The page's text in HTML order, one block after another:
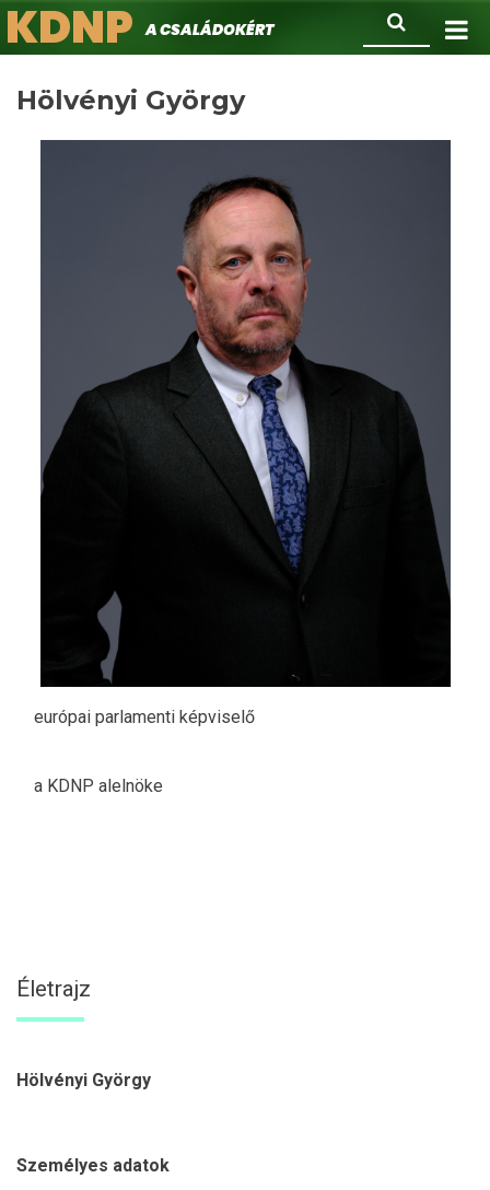
Ugrás
a
Keresés
KDNPA családokért.
Hölvényi György
európai parlamenti képviselő
a KDNP alelnöke
Életrajz
Hölvényi György
Személyes adatok